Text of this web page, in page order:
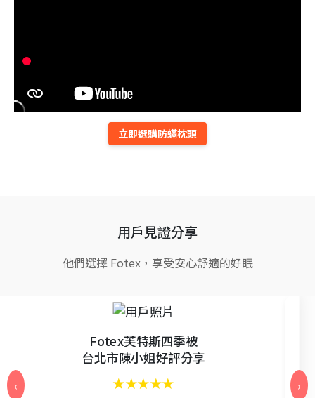
立即選購防蟎枕頭
用戶見證分享
他們選擇 Fotex，享受安心舒適的好眠
Fotex芙特斯四季被
台北市陳小姐好評分享
★★★★★
‹ ›